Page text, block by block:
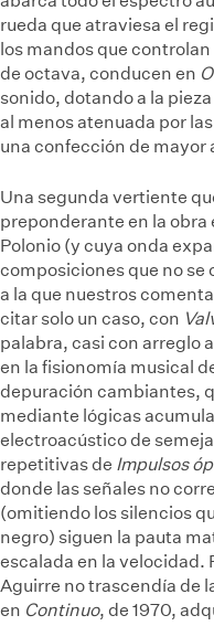
rueda que atraviesa el
los mandos que
de octava, conducen en
sonido, dotando a la
al menos atenuada por
una confección de
Una segunda vertiente
preponderante en la
Polonio (y cuya onda
composiciones que no
a la que nuestros
citar solo un caso, con
palabra, casi con arreglo
en la fisionomía musical
depuración cambiantes,
mediante lógicas
electroacústico de
repetitivas de Impulsos
donde las señales no
(omitiendo los silencios
negro) siguen la pauta
escalada en la velocidad.
Aguirre no trascendía de
en Continuo, de 1970,